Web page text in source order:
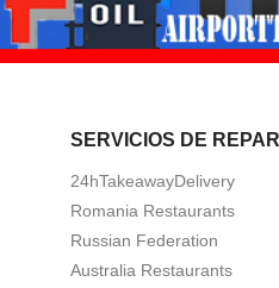
SERVICIOS DE
24hTakeawayDelivery
Romania Restaurants
Russian Federation
Australia Restaurants